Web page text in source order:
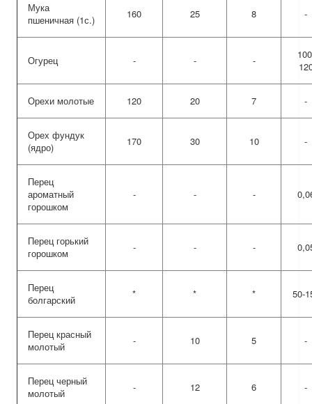
Мука
пшеничная (1с.)
160 25 8 -
Огурец - - -
Орехи молотые 120 20 7 -
Орех фундук
(ядро)
170 30 10 -
Перец
ароматный
горошком
- - -
Перец горький
горошком
- - -
Перец
болгарский
* * * 50-
Перец красный
молотый
- 10 5 -
Перец черный
молотый
- 12 6 -